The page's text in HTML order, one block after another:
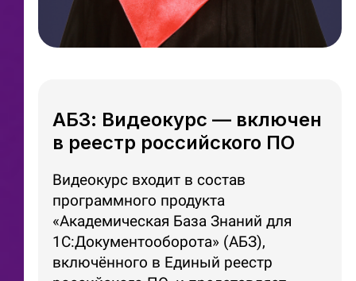
АБЗ: Видеокурс — включен
в реестр российского ПО
Видеокурс входит в состав
программного продукта
«Академическая База Знаний для
1С:Документооборота» (АБЗ),
включённого в Единый реестр